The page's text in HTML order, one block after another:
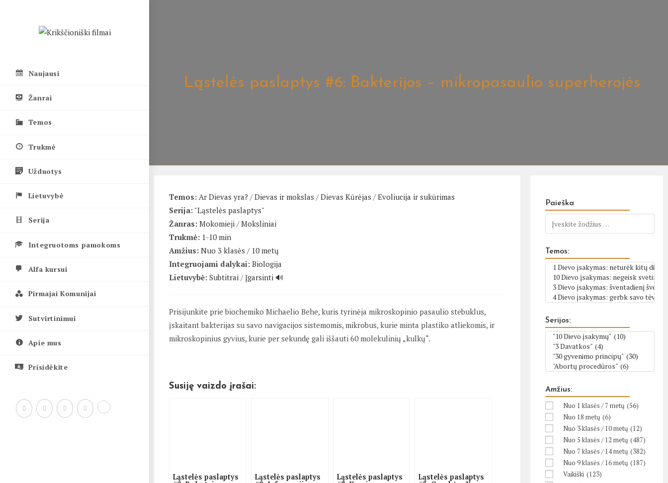
Naujausi
Žanrai
Temos
Trukmė
Užduotys
Lietuvybė
Serija
Integruotoms pamokoms
Alfa kursui
Pirmajai Komunijai
Sutvirtinimui
Apie mus
Prisidėkite
Ląstelės paslaptys #6: Bakterijos – mikropasaulio superherojės
Temos: Ar Dievas yra? /Dievas ir mokslas /Dievas Kūrėjas /Evoliucija ir sukūrimas
Serija: "Ląstelės paslaptys"
Žanras: Mokomieji /Moksliniai
Trukmė: 1-10 min
Amžius: Nuo 3 klasės / 10 metų
Integruojami dalykai: Biologija
Lietuvybė: Subtitrai /Įgarsinti 🔊
Prisijunkite prie biochemiko Michaelio Behe, kuris tyrinėja mikroskopinio pasaulio stebuklus,
įskaitant bakterijas su savo navigacijos sistemomis, mikrobus, kurie minta plastiko atliekomis, ir
mikroskopinius gyvius, kurie per sekundę gali iššauti 60 molekulinių „kulkų“.
Susiję vaizdo įrašai:
Ląstelės paslaptys Ląstelės paslaptys Ląstelės paslaptys Ląstelės paslaptys
Paieška
Temos:
Serijos:
Amžius:
Nuo 1 klasės / 7 metų (56)
Nuo 18 metų (6)
Nuo 3 klasės / 10 metų (12)
Nuo 5 klasės / 12 metų (487)
Nuo 7 klasės / 14 metų (382)
Nuo 9 klasės / 16 metų (187)
Vaikiški (123)